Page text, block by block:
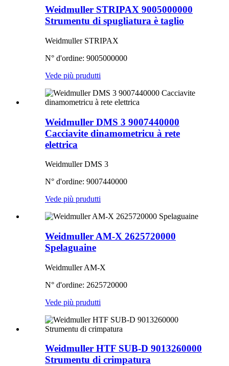
Weidmuller STRIPAX 9005000000
Strumentu di spugliatura è taglio
Weidmuller STRIPAX
N° d'ordine: 9005000000
Vede più prudutti
Weidmuller DMS 3 9007440000
Cacciavite dinamometricu à rete
elettrica
Weidmuller DMS 3
N° d'ordine: 9007440000
Vede più prudutti
Weidmuller AM-X 2625720000
Spelaguaine
Weidmuller AM-X
N° d'ordine: 2625720000
Vede più prudutti
Weidmuller HTF SUB-D 9013260000
Strumentu di crimpatura